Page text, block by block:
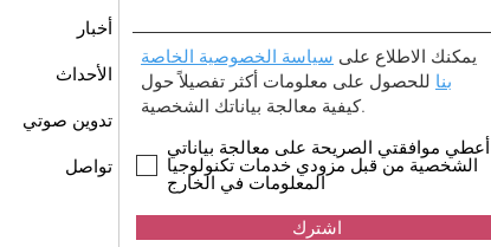
أخبار
الأحداث
تدوين صوتي
تواصل
يمكنك الاطلاع على سياسة الخصوصية الخاصة
بنا للحصول على معلومات أكثر تفصيلاً حول
كيفية معالجة بياناتك الشخصية.
أعطي موافقتي الصريحة على معالجة بياناتي
الشخصية من قبل مزودي خدمات تكنولوجيا
المعلومات في الخارج
اشترك